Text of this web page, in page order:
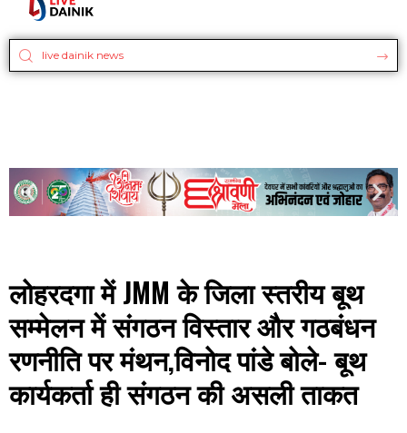
लोहरदगा में JMM के जिला स्तरीय बूथ
सम्मेलन में संगठन विस्तार और गठबंधन
रणनीति पर मंथन,विनोद पांडे बोले- बूथ
कार्यकर्ता ही संगठन की असली ताकत